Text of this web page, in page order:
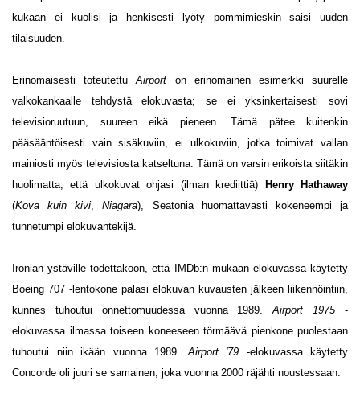
kukaan ei kuolisi ja henkisesti lyöty pommimieskin saisi uuden
tilaisuuden.
Erinomaisesti toteutettuAirport on erinomainen esimerkki suurelle
valkokankaalle tehdystä elokuvasta; se ei yksinkertaisesti sovi
televisioruutuun, suureen eikä pieneen. Tämä pätee kuitenkin
pääsääntöisesti vain sisäkuviin, ei ulkokuviin, jotka toimivat vallan
mainiosti myös televisiosta katseltuna. Tämä on varsin erikoista siitäkin
huolimatta, että ulkokuvat ohjasi (ilman krediittiä)
Henry Hathaway
(Kova kuin kivi,Niagara), Seatonia huomattavasti kokeneempi ja
tunnetumpi elokuvantekijä.
Ironian ystäville todettakoon, että IMDb:n mukaan elokuvassa käytetty
Boeing 707 -lentokone palasi elokuvan kuvausten jälkeen liikennöintiin,
kunnes tuhoutui onnettomuudessa vuonna 1989.Airport 1975-
elokuvassa ilmassa toiseen koneeseen törmäävä pienkone puolestaan
tuhoutui niin ikään vuonna 1989.Airport '79 -elokuvassa käytetty
Concorde oli juuri se samainen, joka vuonna 2000 räjähti noustessaan.